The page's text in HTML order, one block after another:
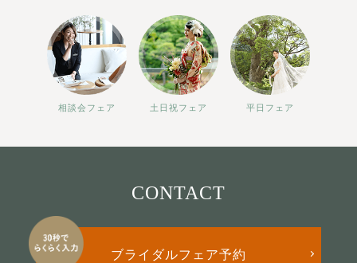
相談会フェア 土日祝フェア 平日フェア
CONTACT
ブライダルフェア予約